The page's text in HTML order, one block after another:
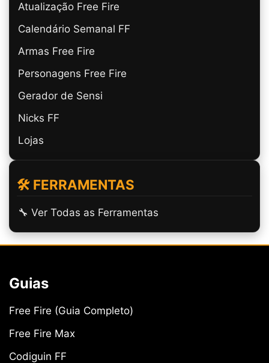
Atualização Free Fire
Calendário Semanal FF
Armas Free Fire
Personagens Free Fire
Gerador de Sensi
Nicks FF
Lojas
🛠️ FERRAMENTAS
🔧 Ver Todas as Ferramentas
Guias
Free Fire (Guia Completo)
Free Fire Max
Codiguin FF